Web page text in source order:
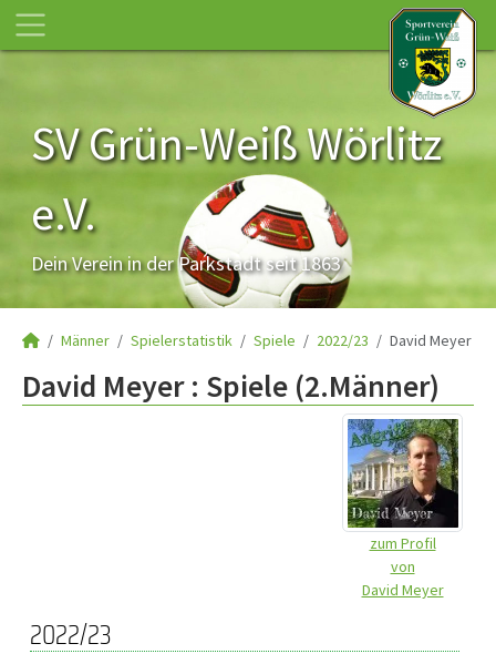
SV Grün-Weiß Wörlitz
e.V.
Dein Verein in der Parkstadt seit 1863
Männer Spielerstatistik Spiele 2022/23 David Meyer
David Meyer : Spiele (2.Männer)
zum Profil
von
David Meyer
2022/23